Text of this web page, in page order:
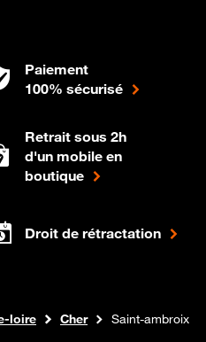
Paiement
100% sécurisé
Retrait sous 2h
d'un mobile en
boutique
Droit de rétractation
loire Cher Saint-ambroix